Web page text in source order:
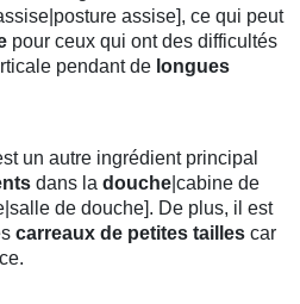
assise], ce qui peut
pour ceux qui ont des difficultés
pendant de longues
un autre ingrédient principal
dans la douche |cabine de
de douche]. De plus, il est
carreaux de petites tailles car